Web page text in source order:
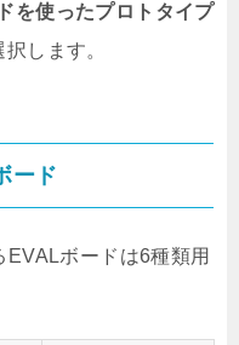
を使ったプロトタイプ
択します。
ード
ボードは6種類用